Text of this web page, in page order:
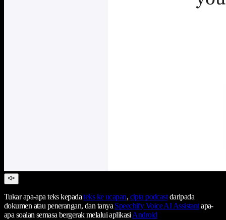
Tukar apa-apa teks kepadateks ke ucapan, cipta podcastdaripada
dokumen atau penerangan, dan tanyaSpeechify Voice AI Assistantapa-
apa soalan semasa bergerak melalui aplikasiAndroid